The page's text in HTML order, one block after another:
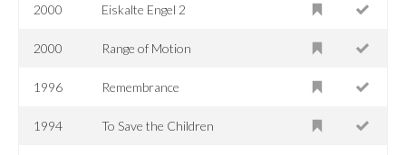
2000 Eiskalte Engel 2
2000 Range of Motion
1996 Remembrance
1994 To Save the Children